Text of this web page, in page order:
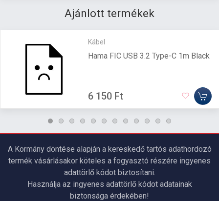
Ajánlott termékek
Kábel
Hama FIC USB 3.2 Type-C 1m Black
6 150 Ft
A Kormány döntése alapján a kereskedő tartós adathordozó
termék vásárlásakor köteles a fogyasztó részére ingyenes
adattörlő kódot biztosítani.
Használja az ingyenes adattörlő kódot adatainak
biztonsága érdekében!